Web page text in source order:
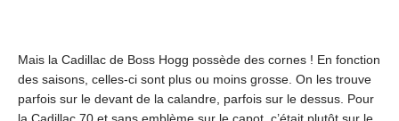
Mais la Cadillac de Boss Hogg possède des cornes ! En fonction
des saisons, celles-ci sont plus ou moins grosse. On les trouve
parfois sur le devant de la calandre, parfois sur le dessus. Pour